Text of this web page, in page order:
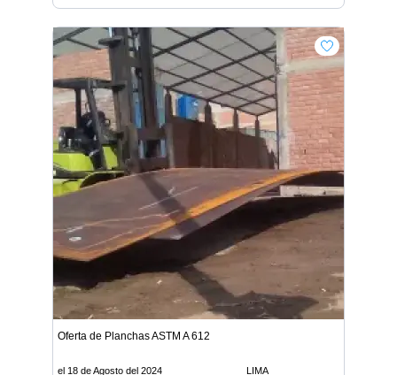
Oferta de Planchas ASTM A 612
el 18 de Agosto del 2024 LIMA